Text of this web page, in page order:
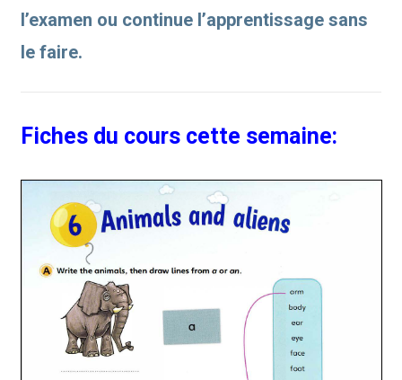
l’examen ou continue l’apprentissage sans
le faire.
Fiches du cours cette semaine: